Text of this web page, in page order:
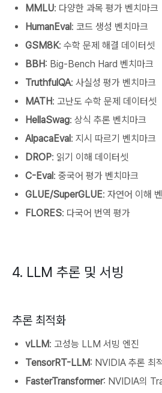
MMLU: 다양한 과목 평가 벤치마크
HumanEval: 코드 생성 벤치마크
GSM8K: 수학 문제 해결 데이터셋
BBH: Big-Bench Hard 벤치마크
TruthfulQA: 사실성 평가 벤치마크
MATH: 고난도 수학 문제 데이터셋
HellaSwag: 상식 추론 벤치마크
AlpacaEval: 지시 따르기 벤치마크
DROP: 읽기 이해 데이터셋
C-Eval: 중국어 평가 벤치마크
GLUE/SuperGLUE: 자연어 이해
FLORES: 다국어 번역 평가
4. LLM 추론 및 서빙
추론 최적화
vLLM: 고성능 LLM 서빙 엔진
TensorRT-LLM: NVIDIA 추론 최
FasterTransformer: NVIDIA의